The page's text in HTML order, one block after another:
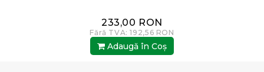
233,00 RON
Fără TVA: 192,56 RON
Adaugă în Coş